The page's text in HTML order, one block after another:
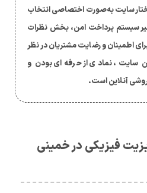
سایت به‌صورت اختصاصی انتخاب
سیستم پرداخت امن، بخش نظرات
24 ساعته برای اطمینان و رضایت مشتریان در نظر
سایت، نمادی از حرفه‌ای بودن و
آنلاین است.
فیزیکی در خمینی